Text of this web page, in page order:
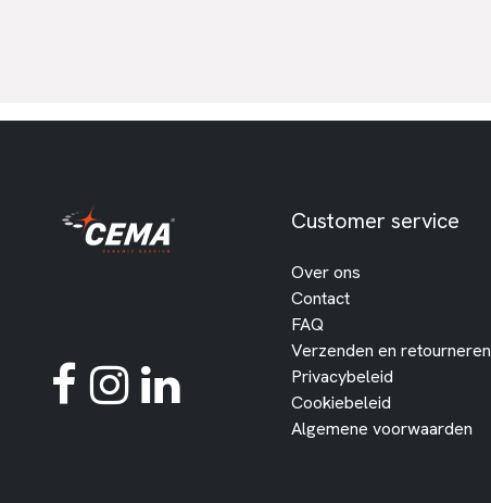
Customer service
Over ons
Contact
FAQ
Verzenden en retourneren
Privacybeleid
Cookiebeleid
Algemene voorwaarden